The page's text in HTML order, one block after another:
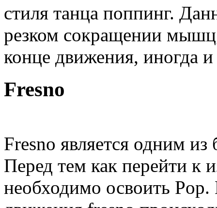
стиля танца поппинг.
резком сокращении
конце движения, иногда и
Fresno
Fresno является одним
Перед тем как перейти к
необходимо освоить